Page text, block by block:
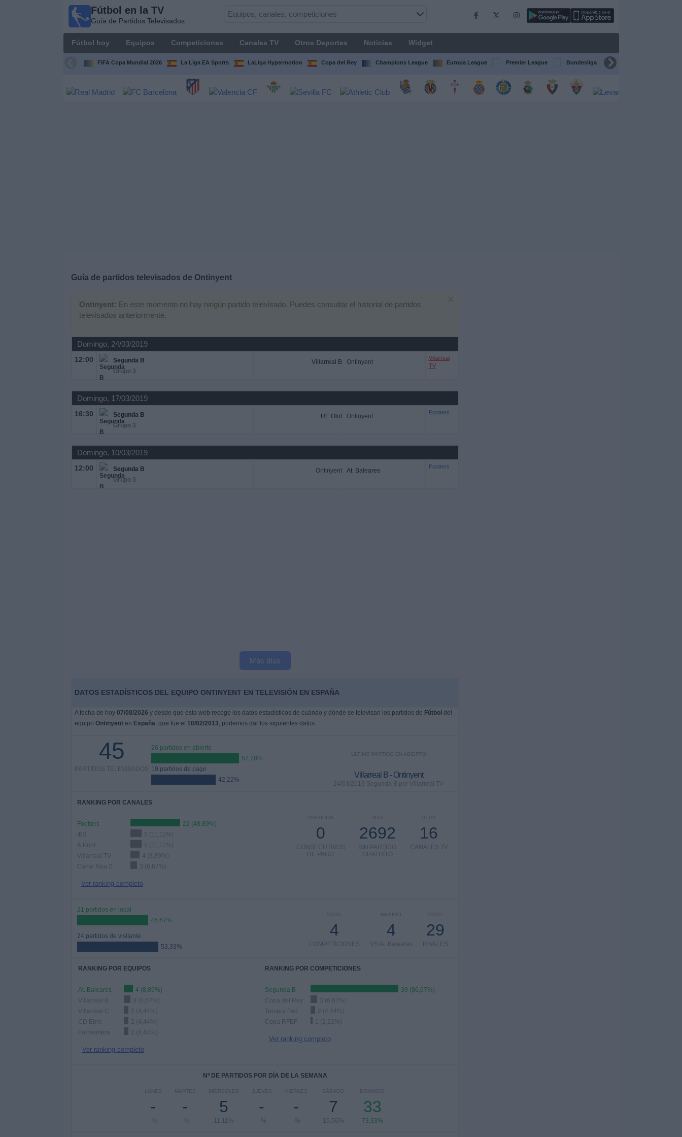
Fútbol en la TV
Guía de Partidos Televisados
Fútbol hoy Equipos Competiciones Canales TV Otros Deportes Noticias Widget
FIFA Copa Mundial 2026 La Liga EA Sports LaLiga Hypermotion Copa del Rey Champions League Europa League Premier League Bundesliga Supercopa de España
Guía de partidos televisados de Ontinyent
Ontinyent: En este momento no hay ningún partido televisado. Puedes consultar el historial de partidos
televisados anteriormente.
Domingo, 24/03/2019
12:00
Segunda B
Grupo 3
Villarreal B Ontinyent
Villarreal
TV
Domingo, 17/03/2019
16:30
Segunda B
Grupo 3
UE Olot Ontinyent
Footters
Domingo, 10/03/2019
12:00
Segunda B
Grupo 3
Ontinyent At. Baleares
Footters
Más días
DATOS ESTADÍSTICOS DEL EQUIPO ONTINYENT EN TELEVISIÓN EN ESPAÑA
A fecha de hoy 07/08/2026 y desde que esta web recoge los datos estadísticos de cuándo y dónde se televisan los partidos de Fútbol del
equipo Ontinyenten España, que fue el 10/02/2013, podemos dar los siguientes datos:
45
PARTIDOS TELEVISADOS
26 partidos en abierto
57,78%
19 partidos de pago
42,22%
ÚLTIMO PARTIDO EN ABIERTO
Villarreal B - Ontinyent
24/03/2019 Segunda B por Villarreal TV
RANKING POR CANALES
Footters
22 (48,89%)
IB3
5 (11,11%)
À Punt
5 (11,11%)
Villarreal TV
4 (8,89%)
Canal Nou 2
3 (6,67%)
Ver ranking completo
TOTAL
16
CANALES TV
DÍAS
2692
SIN PARTIDO
GRATUÍTO
PARTIDOS
0
CONSECUTIVOS
DE PAGO
21 partidos en local
46,67%
24 partidos de visitante
53,33%
TOTAL
29
RIVALES
MÁXIMO
4
VS At. Baleares
TOTAL
4
COMPETICIONES
RANKING POR EQUIPOS
At. Baleares
4 (8,89%)
Villarreal B
3 (6,67%)
Villarreal C
2 (4,44%)
CD Ebro
2 (4,44%)
Formentera
2 (4,44%)
Ver ranking completo
RANKING POR COMPETICIONES
Segunda B
39 (86,67%)
Copa del Rey
3 (6,67%)
2 (4,44%)
Copa RFEF
1 (2,22%)
Ver ranking completo
Nº DE PARTIDOS POR DÍA DE LA SEMANA
LUNES
-
- %
MARTES
-
- %
MIÉRCOLES
5
11,11%
JUEVES
-
- %
VIERNES
-
- %
SÁBADO
7
15,56%
DOMINGO
33
73,33%